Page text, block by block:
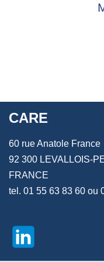
CARE
60 rue Anatole France
92 300 LEVALLOIS-
FRANCE
tel. 01 55 63 83 60 ou